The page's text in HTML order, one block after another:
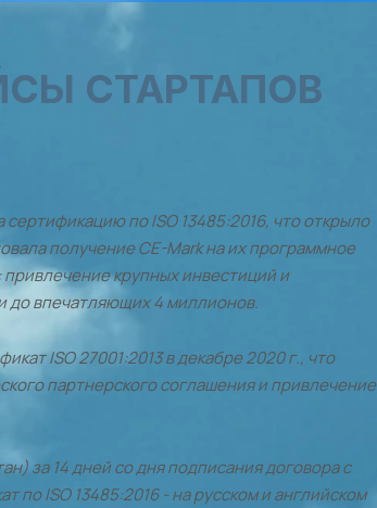
СТАРТАПОВ
по ISO 13485:2016, что открыло
получение CE-Mark на их программное
крупных инвестиций и
до впечатляющих 4 миллионов.
ISO 27001:2013 в декабре 2020 г., что
партнерского соглашения и привлечение
за 14 дней со дня подписания договора с
по ISO 13485:2016 - на русском и английском